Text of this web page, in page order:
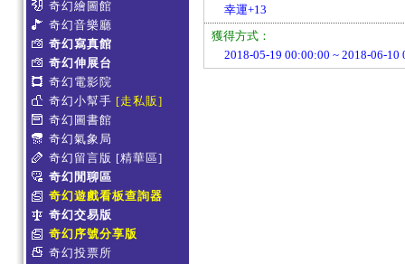
奇幻繪圖館
奇幻音樂廳
奇幻寫真館
奇幻伸展台
奇幻電影院
奇幻小幫手 [走私販]
奇幻圖書館
奇幻氣象局
奇幻留言版 [精華區]
奇幻閒聊區
奇幻遊戲看板查詢器
奇幻交易版
奇幻序號分享版
奇幻投票所
幸運+13
獲得方式：
2018-05-19 00:00:00 ~ 2018-06-